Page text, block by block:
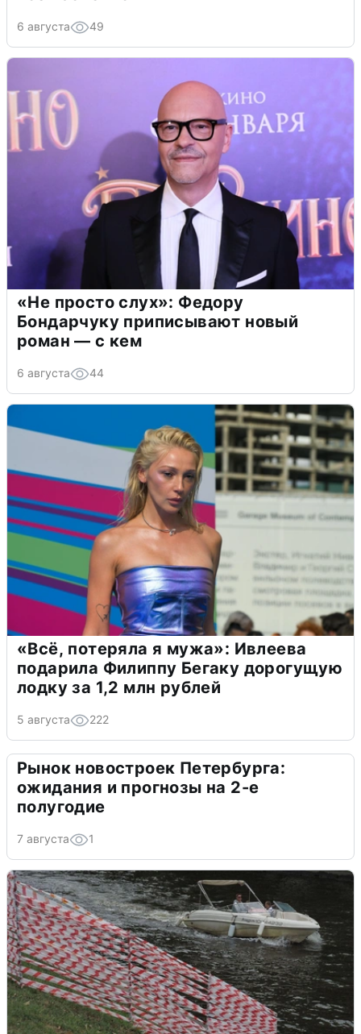
6 августа 49
«Не просто слух»: Федору
Бондарчуку приписывают новый
роман — с кем
6 августа 44
«Всё, потеряла я мужа»: Ивлеева
подарила Филиппу Бегаку дорогущую
лодку за 1,2 млн рублей
5 августа 222
Рынок новостроек Петербурга:
ожидания и прогнозы на 2-е
полугодие
7 августа 1